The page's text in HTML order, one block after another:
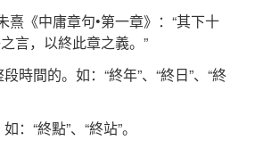
《中庸章句•第一章》：“其下十
言，以終此章之義。”
時間的。如：“終年”、“終日”、“終
“終點”、“終站”。